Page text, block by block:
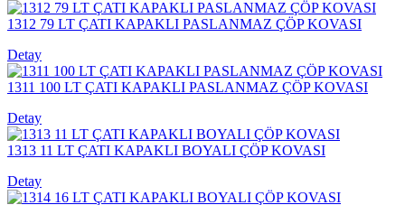
1312 79 LT ÇATI KAPAKLI PASLANMAZ ÇÖP KOVASI
Detay
1311 100 LT ÇATI KAPAKLI PASLANMAZ ÇÖP KOVASI
Detay
1313 11 LT ÇATI KAPAKLI BOYALI ÇÖP KOVASI
Detay